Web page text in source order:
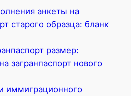
анкеты на
старого образца: бланк
размер:
загранпаспорт нового
иммиграционного